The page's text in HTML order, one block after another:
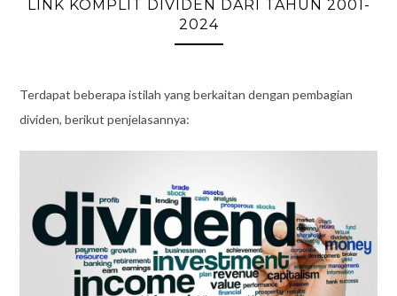
LINK KOMPLIT DIVIDEN DARI TAHUN 2001-
2024
Terdapat beberapa istilah yang berkaitan dengan pembagian
dividen, berikut penjelasannya: